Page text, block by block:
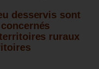
desservis sont
ruraux